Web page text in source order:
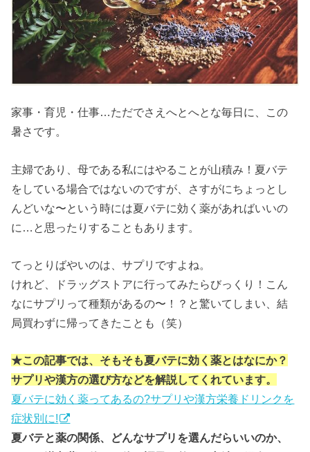
家事・育児・仕事…ただでさえへとへとな毎日に、この
暑さです。
主婦であり、母である私にはやることが山積み！夏バテ
をしている場合ではないのですが、さすがにちょっとし
んどいな〜という時には夏バテに効く薬があればいいの
に…と思ったりすることもあります。
てっとりばやいのは、サプリですよね。
けれど、ドラッグストアに行ってみたらびっくり！こん
なにサプリって種類があるの〜！？と驚いてしまい、結
局買わずに帰ってきたことも（笑）
★この記事では、そもそも夏バテに効く薬とはなにか？
サプリや漢方の選び方などを解説してくれています。
夏バテに効く薬ってあるの?サプリや漢方栄養ドリンクを
症状別に!
夏バテと薬の関係、どんなサプリを選んだらいいのか、